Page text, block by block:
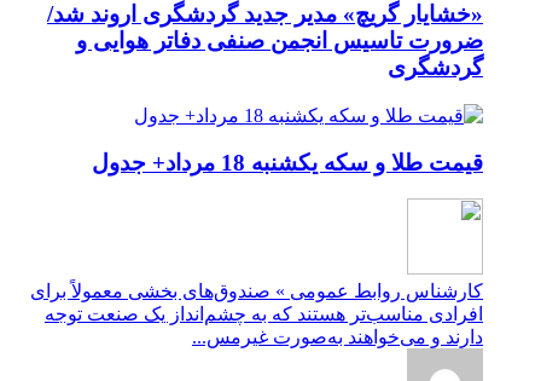
«خشایار گریچ» مدیر جدید گردشگری اروند شد/
ضرورت تاسیس انجمن صنفی دفاتر هوایی و
گردشگری
قیمت طلا و سکه یکشنبه 18 مرداد+ جدول
کارشناس روابط عمومی » صندوق‌های بخشی معمولاً برای
افرادی مناسب‌تر هستند که به چشم‌انداز یک صنعت توجه
دارند و می‌خواهند به‌صورت غیرمس...